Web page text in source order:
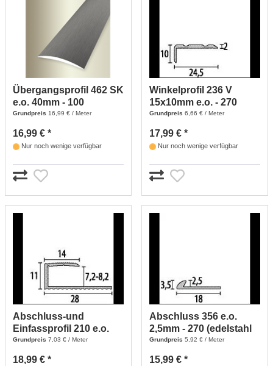
Übergangsprofil 462 SK
e.o. 40mm - 100
(edelstahl Optik)
Grundpreis 16,99 € / Meter
16,99 € *
Nur noch wenige verfügbar
Winkelprofil 236 V
15x10mm e.o. - 270
(edelstahl Optik)
Grundpreis 6,66 € / Meter
17,99 € *
Nur noch wenige verfügbar
Abschluss-und
Einfassprofil 210 e.o.
7,2-8,2 - 270 (edelstahl
Grundpreis 7,03 € / Meter
18,99 € *
Abschluss 356 e.o.
2,5mm - 270 (edelstahl
Optik)
Grundpreis 5,92 € / Meter
15,99 € *